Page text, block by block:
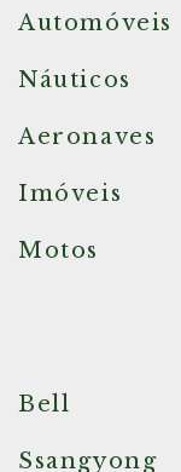
Automóveis
Náuticos
Aeronaves
Imóveis
Motos
Bell
Ssangyong